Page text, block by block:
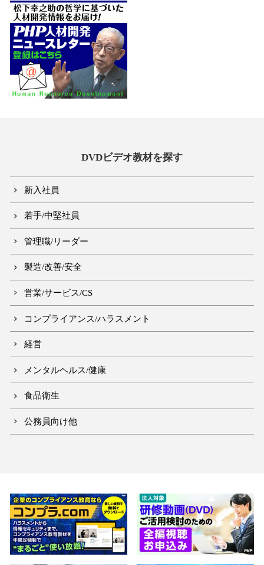
DVDビデオ教材を探す
新入社員
若手/中堅社員
管理職/リーダー
製造/改善/安全
営業/サービス/CS
コンプライアンス/ハラスメント
経営
メンタルヘルス/健康
食品衛生
公務員向け他